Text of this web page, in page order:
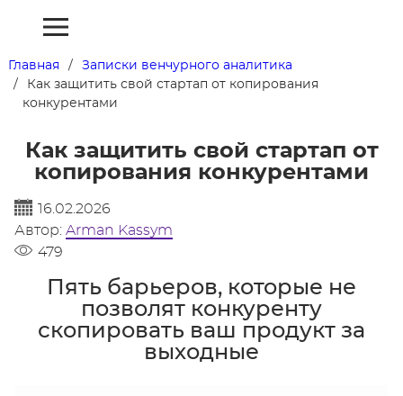
Главная
Записки венчурного аналитика
Как защитить свой стартап от копирования
конкурентами
Как защитить свой стартап от
копирования конкурентами
16.02.2026
Автор: Arman Kassym
479
Пять барьеров, которые не
позволят конкуренту
скопировать ваш продукт за
выходные